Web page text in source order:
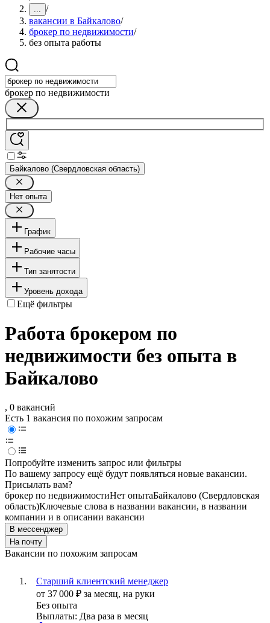
... /
вакансии в Байкалово/
брокер по недвижимости/
без опыта работы
брокер по недвижимости
Байкалово (Свердловская область)
Нет опыта
График
Рабочие часы
Тип занятости
Уровень дохода
Ещё фильтры
Работа брокером по
недвижимости без опыта в
Байкалово
, 0 вакансий
Есть 1 вакансия по похожим запросам
Попробуйте изменить запрос или фильтры
По вашему запросу ещё будут появляться новые вакансии.
Присылать вам?
брокер по недвижимостиНет опытаБайкалово (Свердловская
область)Ключевые слова в названии вакансии, в названии
компании и в описании вакансии
В мессенджер
На почту
Вакансии по похожим запросам
Старший клиентский менеджер
от 37 000 ₽ за месяц, на руки
Без опыта
Выплаты: Два раза в месяц